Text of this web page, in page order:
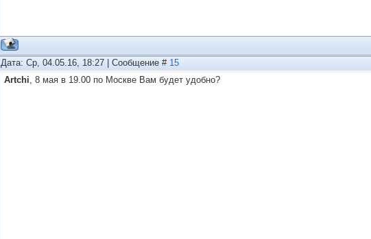
Дата: Ср, 04.05.16, 18:27 | Сообщение # 15
Artchi, 8 мая в 19.00 по Москве Вам будет удобно?